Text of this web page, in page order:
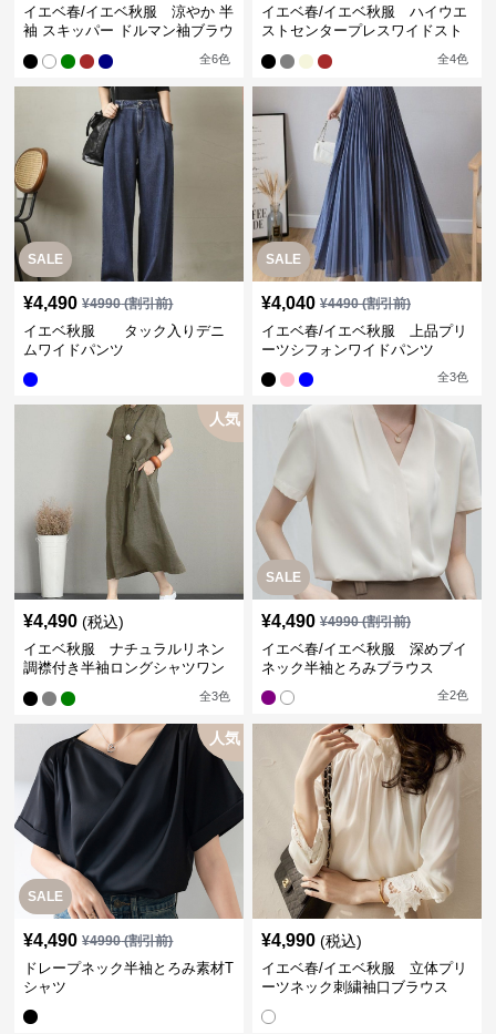
イエベ春/イエベ秋服 涼やか 半
袖 スキッパー ドルマン袖ブラウ
全6色
イエベ春/イエベ秋服 ハイウエ
ストセンタープレスワイドスト
全4色
SALE
¥4,490 ¥4990(割引前)
イエベ秋服 タック入りデニ
ムワイドパンツ
SALE
¥4,040 ¥4490(割引前)
イエベ春/イエベ秋服 上品プリ
ーツシフォンワイドパンツ
全3色
人気
¥4,490 (税込)
イエベ秋服 ナチュラルリネン
調襟付き半袖ロングシャツワン
全3色
SALE
¥4,490 ¥4990(割引前)
イエベ春/イエベ秋服 深めブイ
ネック半袖とろみブラウス
全2色
SALE
人気
¥4,490 ¥4990(割引前)
ドレープネック半袖とろみ素材T
シャツ
¥4,990 (税込)
イエベ春/イエベ秋服 立体プリ
ーツネック刺繍袖口ブラウス